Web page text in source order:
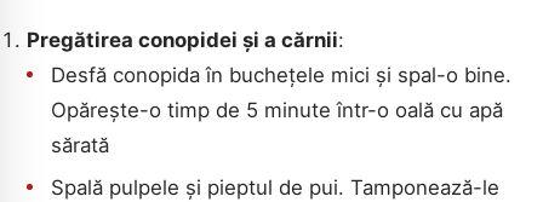
Pregătirea conopidei și a cărnii:
Desfă conopida în buchețele mici și spal-o bine.
Opărește-o timp de 5 minute într-o oală cu apă
sărată
Spală pulpele și pieptul de pui. Tamponează-le